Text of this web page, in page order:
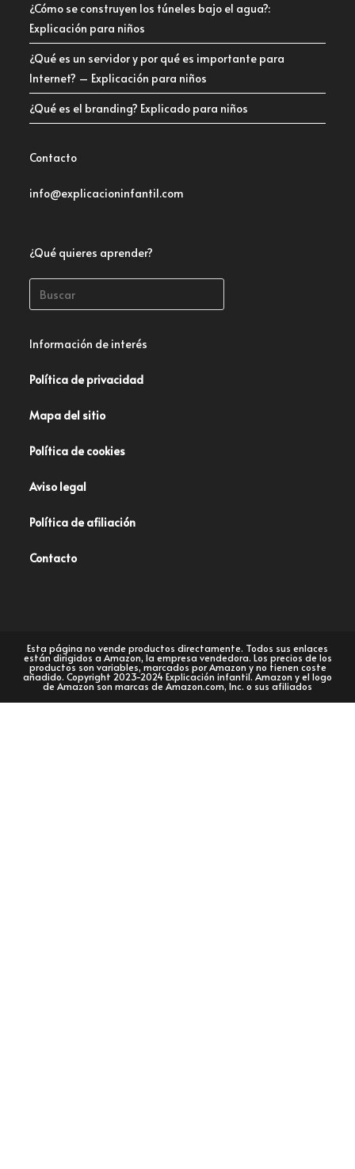
¿Cómo se construyen los túneles bajo el agua?:
Explicación para niños
¿Qué es un servidor y por qué es importante para
Internet? – Explicación para niños
¿Qué es el branding? Explicado para niños
Contacto
info@explicacioninfantil.com
¿Qué quieres aprender?
Información de interés
Política de privacidad
Mapa del sitio
Política de cookies
Aviso legal
Política de afiliación
Contacto
Esta página no vende productos directamente. Todos sus enlaces
están dirigidos a Amazon, la empresa vendedora. Los precios de los
productos son variables, marcados por Amazon y no tienen coste
añadido. Copyright 2023-2024 Explicación infantil. Amazon y el logo
de Amazon son marcas de Amazon.com, Inc. o sus afiliados